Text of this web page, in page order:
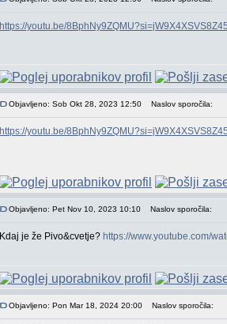
https://youtu.be/
Objavljeno: Sob Okt 28, 2023 12:50 Naslov sporočila:
https://youtu.be/
Objavljeno: Pet Nov 10, 2023 10:10 Naslov sporočila:
Kdaj je že Pivo&cvetje? https://www.youtube.com/
Objavljeno: Pon Mar 18, 2024 20:00 Naslov sporočila: